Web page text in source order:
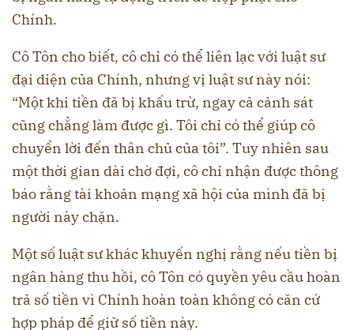
Chính.
Cô Tôn cho biết, cô chỉ có thể liên lạc với luật sư
đại diện của Chính, nhưng vị luật sư này nói:
“Một khi tiền đã bị khấu trừ, ngay cả cảnh sát
cũng chẳng làm được gì. Tôi chỉ có thể giúp cô
chuyển lời đến thân chủ của tôi”. Tuy nhiên sau
một thời gian dài chờ đợi, cô chỉ nhận được thông
báo rằng tài khoản mạng xã hội của mình đã bị
người này chặn.
Một số luật sư khác khuyến nghị rằng nếu tiền bị
ngân hàng thu hồi, cô Tôn có quyền yêu cầu hoàn
trả số tiền vì Chính hoàn toàn không có căn cứ
hợp pháp để giữ số tiền này.